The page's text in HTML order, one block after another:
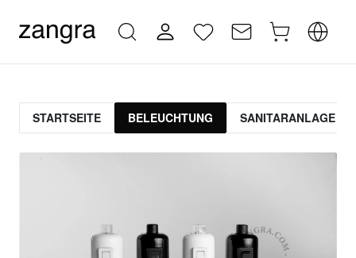
STARTSEITE BELEUCHTUNG SANITARANLAGE